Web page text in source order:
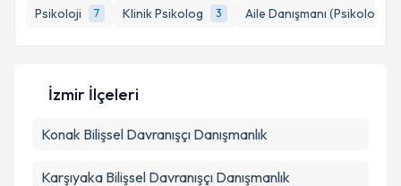
Psikoloji
7 Klinik Psikolog 3 Aile Danışmanı (Psikolog)
bilgilendireceğiz.
E-posta Adresiniz
Kişisel verilerimin işlenmesine ilişkin
kapsamda işlenmesini kabul ediyorum.
İzmir İlçeleri
Konak Bilişsel Davranışçı Danışmanlık
Karşıyaka Bilişsel Davranışçı Danışmanlık